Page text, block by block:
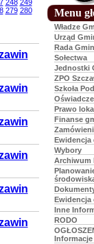
248 249
279 280
Menu
Władze
Urząd
Rada
Sołectwa
Jednostki
ZPO
Szkoła
Prawo
Finanse
Ewidencja
Wybory
Archiwum
Ewidencja
Inne
RODO
Informacje